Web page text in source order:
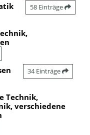
58 Einträge
34 Einträge
Technik,
verschiedene